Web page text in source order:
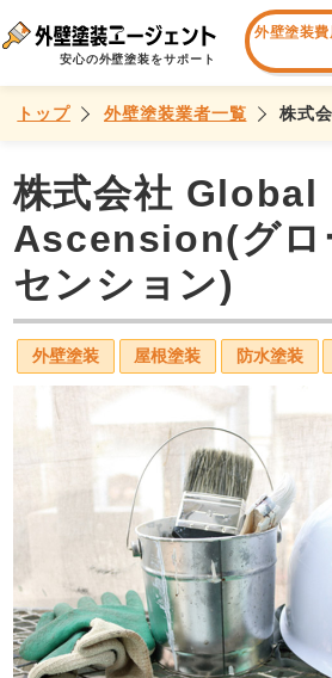
安心の外壁塗装をサポート
外壁塗装
トップ 外壁塗装業者一覧 株式
株式会社 Global
Ascension(グロ
センション)
外壁塗装 屋根塗装 防水塗装